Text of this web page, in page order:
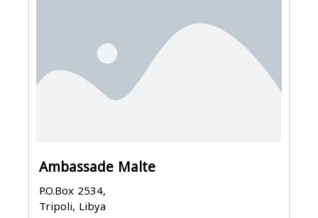
Ambassade Malte
P.O.Box 2534,
Tripoli, Libya